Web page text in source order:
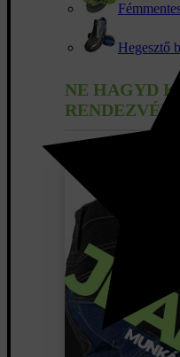
Hegesztő
NE HAGYD KI